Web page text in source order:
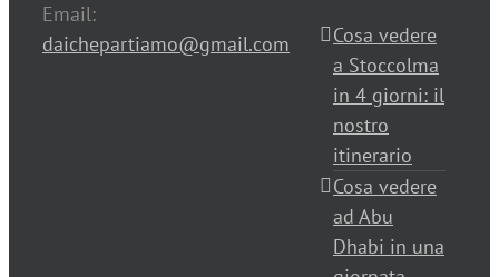
Email:
daichepartiamo@gmail.com
Cosa vedere
a Stoccolma
in 4 giorni: il
nostro
itinerario
Cosa vedere
ad Abu
Dhabi in una